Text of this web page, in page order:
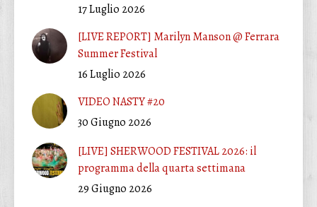
17 Luglio 2026
[LIVE REPORT] Marilyn Manson @ Ferrara
Summer Festival
16 Luglio 2026
VIDEO NASTY #20
30 Giugno 2026
[LIVE] SHERWOOD FESTIVAL 2026: il
programma della quarta settimana
29 Giugno 2026